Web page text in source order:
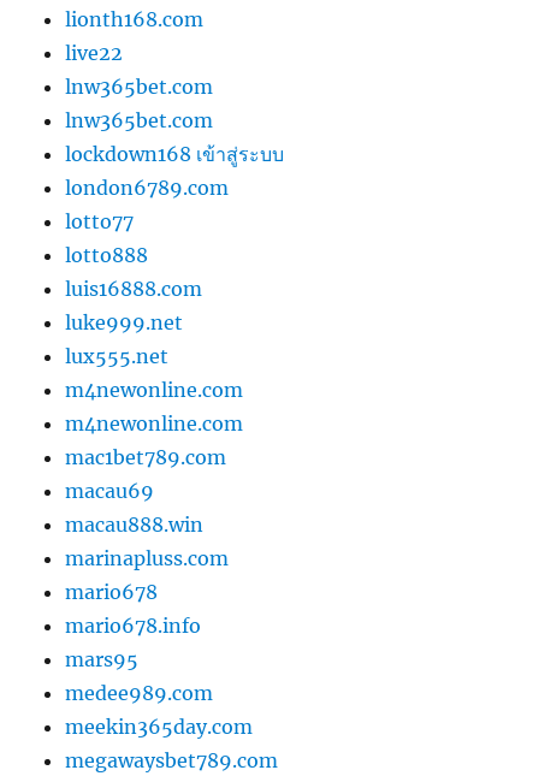
lionth168.com
live22
lnw365bet.com
lnw365bet.com
lockdown168 เข้าสู่ระบบ
london6789.com
lotto77
lotto888
luis16888.com
luke999.net
lux555.net
m4newonline.com
m4newonline.com
mac1bet789.com
macau69
macau888.win
marinapluss.com
mario678
mario678.info
mars95
medee989.com
meekin365day.com
megawaysbet789.com